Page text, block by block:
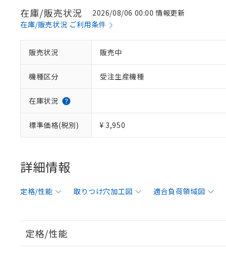
在庫/販売状況
2026/08/06 00:00 情報更新
在庫/販売状況 ご利用条件
販売状況 販売中
機種区分 受注生産機種
在庫状況
標準価格(税別) ¥ 3,950
詳細情報
定格/性能 取りつけ穴加工図 適合負荷領域図
定格/性能